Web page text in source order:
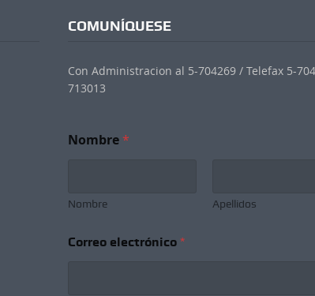
COMUNÍQUESE
Con Administracion al 5-704269 / Telefax 5-
713013
Nombre*
Nombre Apellidos
e
Correo electrónico *